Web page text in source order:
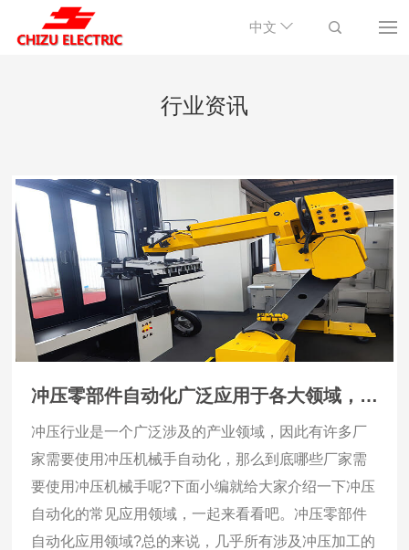
中文
行业资讯
冲压零部件自动化广泛应用于各大领域，并获得众多企业的认可
冲压行业是一个广泛涉及的产业领域，因此有许多厂
家需要使用冲压机械手自动化，那么到底哪些厂家需
要使用冲压机械手呢?下面小编就给大家介绍一下冲压
自动化的常见应用领域，一起来看看吧。冲压零部件
自动化应用领域?总的来说，几乎所有涉及冲压加工的